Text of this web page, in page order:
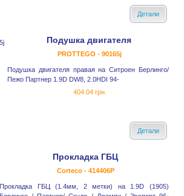
Детали
Подушка двигателя
PROTTEGO - 90165j
Подушка двигателя правая на Ситроен Берлинго/
Пежо Партнер 1.9D DW8, 2.0HDI 94-
404.04 грн.
Детали
Прокладка ГБЦ
Corteco - 414406P
Прокладка ГБЦ (1.4мм, 2 метки) на 1.9D (1905)